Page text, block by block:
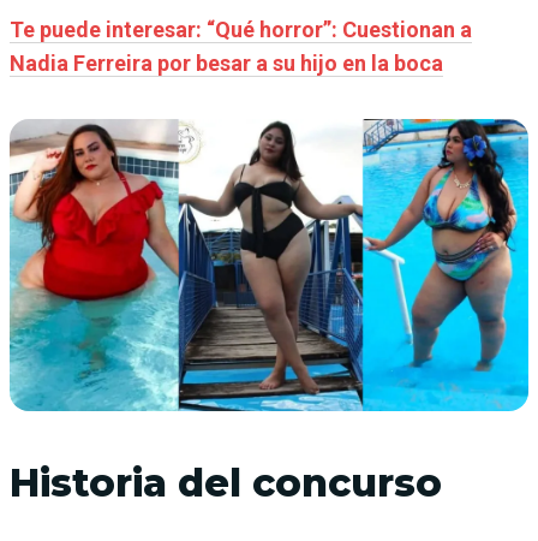
Te puede interesar: “Qué horror”: Cuestionan a
Nadia Ferreira por besar a su hijo en la boca
Historia del concurso